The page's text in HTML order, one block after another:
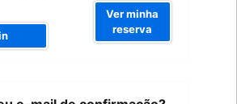
Ver minha
reserva